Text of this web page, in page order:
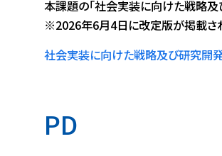
本課題の「社会実装に向けた戦略及
※2026年6月4日に改定版が掲載さ
社会実装に向けた戦略及び研究開
PD